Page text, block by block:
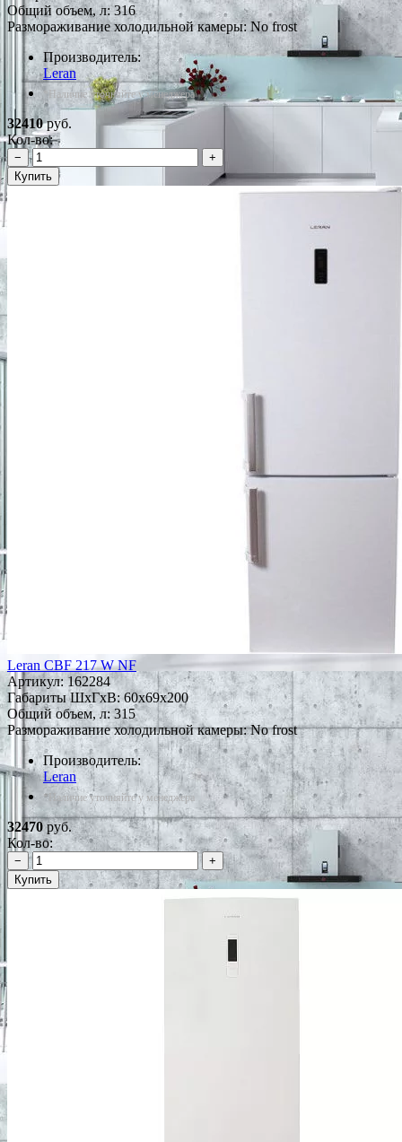
Общий объем, л: 316
Размораживание холодильной камеры: No frost
Производитель:
Leran
*Наличие уточняйте у менеджера
32410руб.
Кол-во:
−
+
Купить
Leran CBF 217 W NF
Артикул:162284
Габариты ШxГxВ: 60x69x200
Общий объем, л: 315
Размораживание холодильной камеры: No frost
Производитель:
Leran
*Наличие уточняйте у менеджера
32470руб.
Кол-во:
−
+
Купить